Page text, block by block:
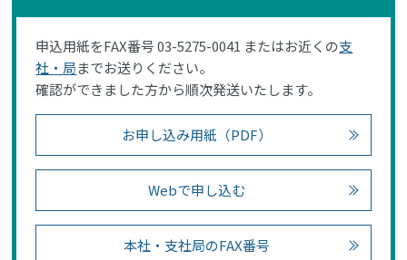
申込用紙をFAX番号 03-5275-0041 またはお近くの支
社・局までお送りください。
確認ができました方から順次発送いたします。
お申し込み用紙（PDF）
Webで申し込む
本社・支社局のFAX番号